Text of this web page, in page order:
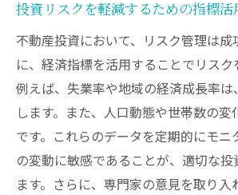
投資リスクを軽減するための指標活
不動産投資において、リスク管理は成
に、経済指標を活用することでリスク
例えば、失業率や地域の経済成長率
します。また、人口動態や世帯数の
です。これらのデータを定期的にモニ
の変動に敏感であることが、適切な投
ます。さらに、専門家の意見を取り入